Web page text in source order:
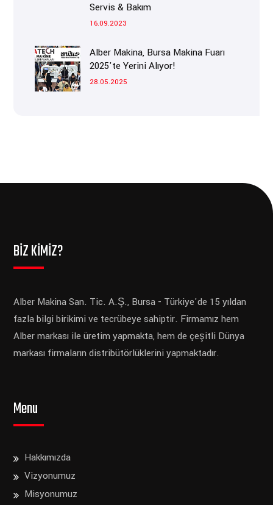
Servis & Bakım
16.09.2023
Alber Makina, Bursa Makina Fuarı
2025'te Yerini Alıyor!
28.05.2025
BİZ KİMİZ?
Alber Makina San. Tic. A.Ş., Bursa - Türkiye'de 15 yıldan
fazla bilgi birikimi ve tecrübeye sahiptir. Firmamız hem
Alber markası ile üretim yapmakta, hem de çeşitli Dünya
markası firmaların distribütörlüklerini yapmaktadır.
Menu
Hakkımızda
Vizyonumuz
Misyonumuz